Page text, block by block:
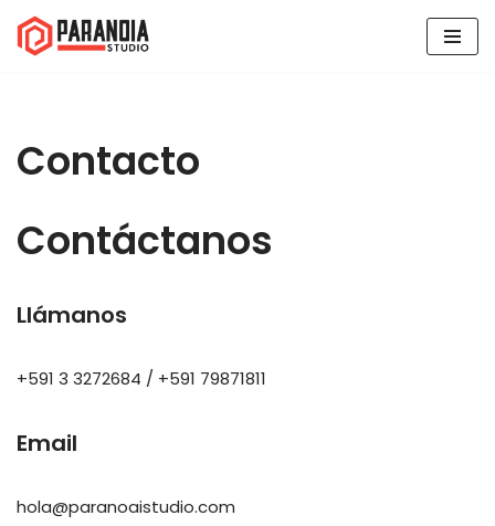
Skip
Contacto
Contáctanos
Llámanos
+591 3 3272684 / +591 79871811
Email
hola@paranoaistudio.com